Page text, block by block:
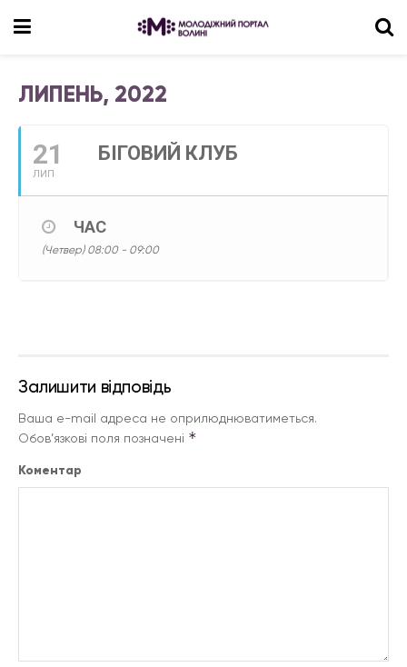
ЛИПЕНЬ, 2022
21
ЛИП
БІГОВИЙ КЛУБ
ЧАС
(Четвер) 08:00 - 09:00
Залишити відповідь
Ваша e-mail адреса не оприлюднюватиметься.
Обов’язкові поля позначені *
Коментар